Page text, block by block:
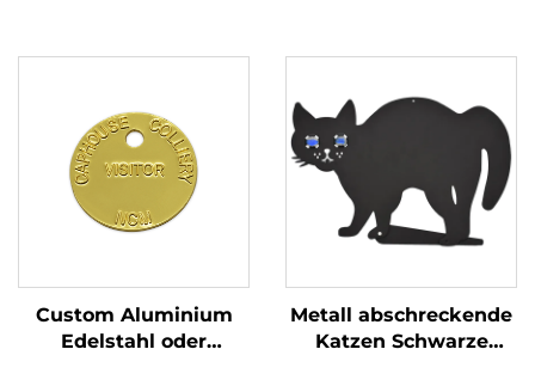
Custom Aluminium
Edelstahl oder
Metall abschreckende
Katzen Schwarze